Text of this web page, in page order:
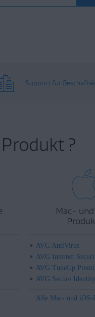
Support für
?
Mac-
AVG AntiVirus
AVG Internet
AVG TuneUp
AVG Secure Identity
Alle Mac- und iOS-